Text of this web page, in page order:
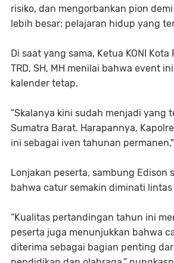
risiko, dan mengorbankan pion
lebih besar: pelajaran hidup yang
Di saat yang sama, Ketua KONI Kota
TRD, SH, MH menilai bahwa event
kalender tetap.
“Skalanya kini sudah menjadi yang
Sumatra Barat. Harapannya,
ini sebagai iven tahunan
Lonjakan peserta, sambung Edison
bahwa catur semakin diminati lintas
“Kualitas pertandingan tahun ini
peserta juga menunjukkan bahwa
diterima sebagai bagian penting